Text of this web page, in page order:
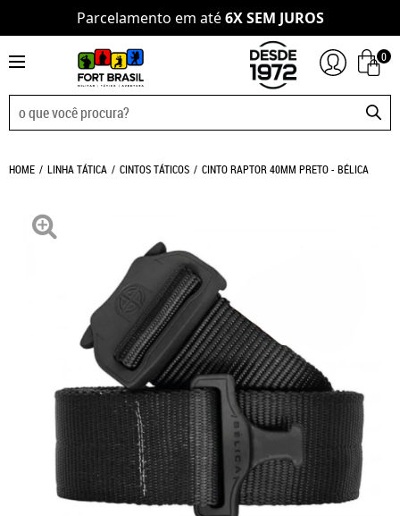
Parcelamento em até6X SEM JUROS
0
HOME LINHA TÁTICA CINTOS TÁTICOS CINTO RAPTOR 40MM PRETO - BÉLICA